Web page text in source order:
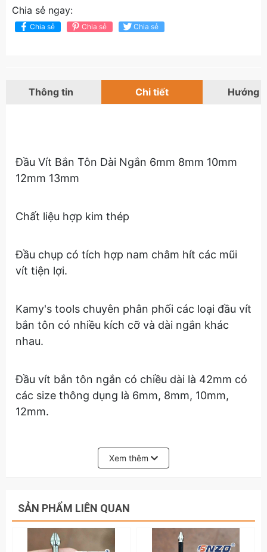
Chia sẻ ngay:
Chia sẻ Chia sẻ Chia sẻ
Thông tin Chi tiết Hướng
Đầu Vít Bắn Tôn Dài Ngắn 6mm 8mm 10mm
12mm 13mm
Chất liệu hợp kim thép
Đầu chụp có tích hợp nam châm hít các mũi
vít tiện lợi.
Kamy's tools chuyên phân phối các loại đầu vít
bắn tôn có nhiều kích cỡ và dài ngắn khác
nhau.
Đầu vít bắn tôn ngắn có chiều dài là 42mm có
các size thông dụng là 6mm, 8mm, 10mm,
12mm.
Đầu vít bắn tôn dài có chiều dài là 65mm có
các kích cỡ thông dụng là 8mm, 10mm, 12mm,
Hãy liên hệ với kamytools để biết thêm thông
tin chi tiết sản phẩm Đầu Vít Bắn Tôn Dài
Xem thêm
SẢN PHẨM LIÊN QUAN